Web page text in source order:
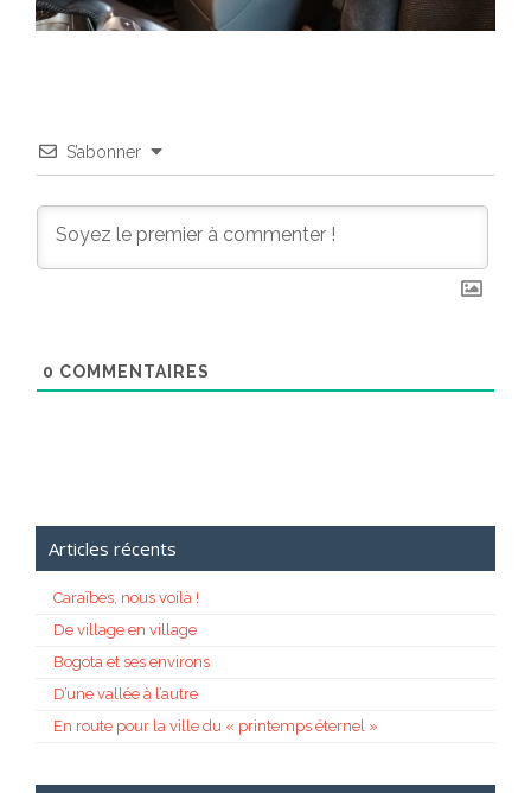
S’abonner
0 COMMENTAIRES
Articles récents
Caraïbes, nous voilà !
De village en village
Bogota et ses environs
D’une vallée à l’autre
En route pour la ville du « printemps éternel »